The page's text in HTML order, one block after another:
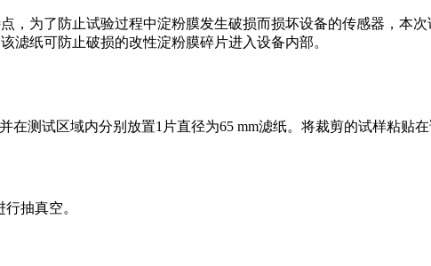
，为了防止试验过程中淀粉膜发生破损而损坏设备的传感器，本
滤纸可防止破损的改性淀粉膜碎片进入设备内部。
测试区域内分别放置1片直径为65 mm滤纸。将裁剪的试样粘贴
抽真空。